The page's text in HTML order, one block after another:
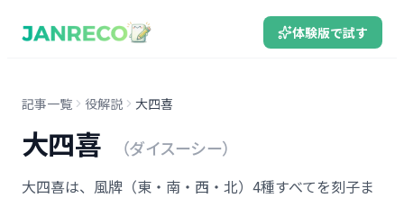
体験版で試す
記事一覧 役解説 大四喜
大四喜 （ダイスーシー）
大四喜は、風牌（東・南・西・北）4種すべてを刻子ま